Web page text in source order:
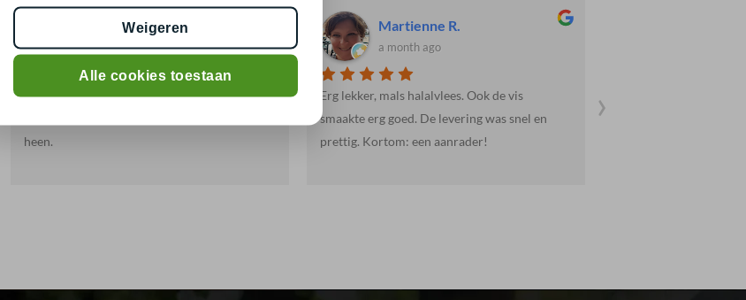
Jacob R.
a month ago
Heel vriendelijk en behulpzaam. Mooie en
heen.
Martienne R.
a month ago
Erg lekker, mals halalvlees. Ook de vis
smaakte erg goed. De levering was snel en
prettig. Kortom: een aanrader!
›
Weigeren
Alle cookies toestaan